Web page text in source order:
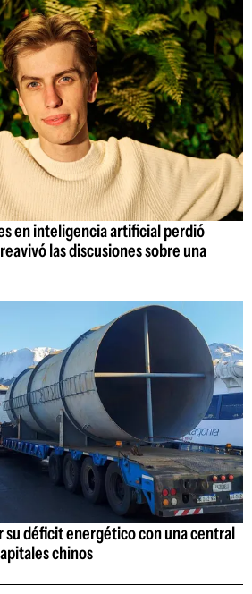
en inteligencia artificial perdió
las discusiones sobre una
su déficit energético con una central
chinos